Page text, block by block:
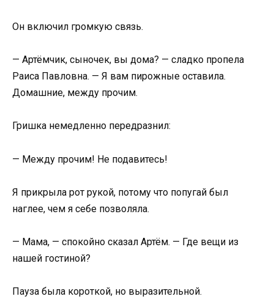
Он включил громкую связь.
— Артёмчик, сыночек, вы дома? — сладко пропела
Раиса Павловна. — Я вам пирожные оставила.
Домашние, между прочим.
Гришка немедленно передразнил:
— Между прочим! Не подавитесь!
Я прикрыла рот рукой, потому что попугай был
наглее, чем я себе позволяла.
— Мама, — спокойно сказал Артём. — Где вещи из
нашей гостиной?
Пауза была короткой, но выразительной.